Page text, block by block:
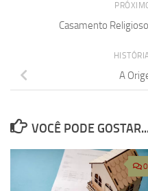
Casamento
A
VOCÊ PODE
0